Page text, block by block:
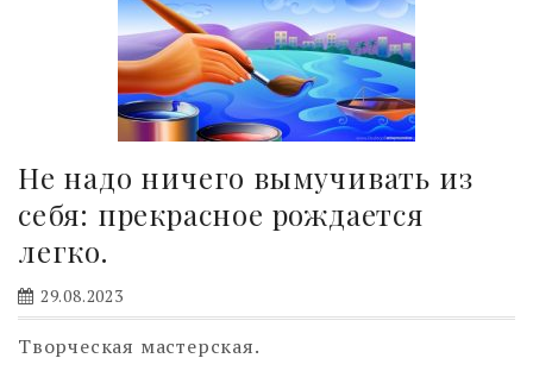
Не надо ничего вымучивать из
себя: прекрасное рождается
легко.
29.08.2023
Творческая мастерская.